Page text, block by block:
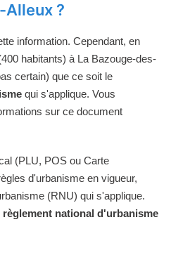
Alleux ?
information. Cependant, en
habitants) à La Bazouge-des-
certain) que ce soit le
qui s'applique. Vous
sur ce document
(PLU, POS ou Carte
d'urbanisme en vigueur,
(RNU) qui s'applique.
règlement national d'urbanisme